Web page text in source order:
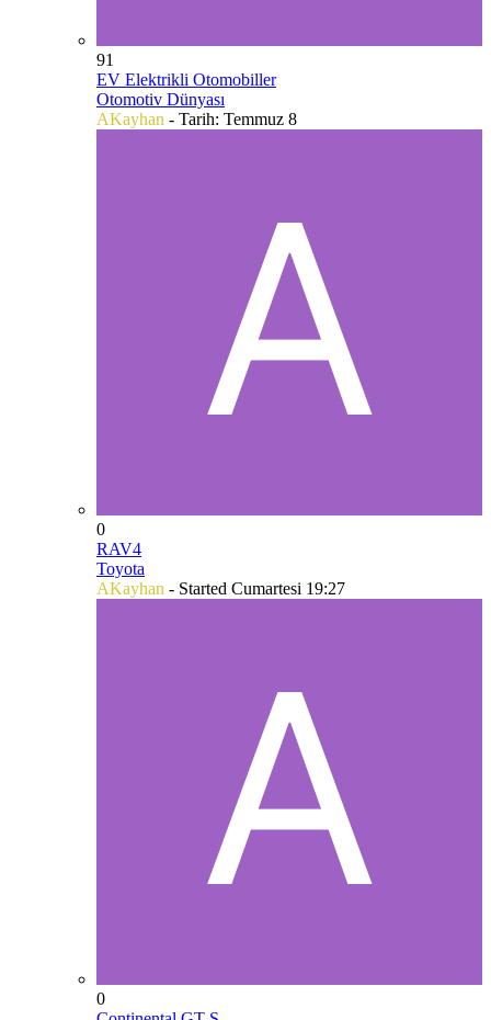
91
EV Elektrikli Otomobiller
Otomotiv Dünyası
AKayhan - Tarih: Temmuz 8
0
RAV4
Toyota
AKayhan - Started Cumartesi 19:27
0